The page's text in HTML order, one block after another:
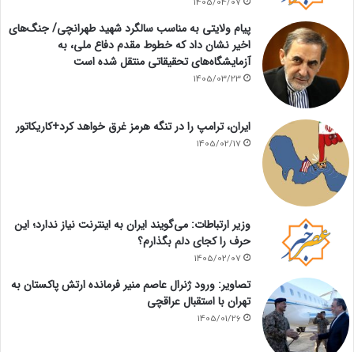
پیام ولایتی به مناسب سالگرد شهید طهرانچی/ جنگ‌های
اخیر نشان داد که خطوط مقدم دفاع ملی، به
آزمایشگاه‌های تحقیقاتی منتقل شده است
1405/03/23
ایران، ترامپ را در تنگه هرمز غرق خواهد کرد+کاریکاتور
1405/02/17
وزیر ارتباطات: می‌گویند ایران به اینترنت نیاز ندارد؛ این
حرف را کجای دلم بگذارم؟
1405/02/07
تصاویر: ورود ژنرال عاصم منیر فرمانده ارتش پاکستان به
تهران با استقبال عراقچی
1405/01/26